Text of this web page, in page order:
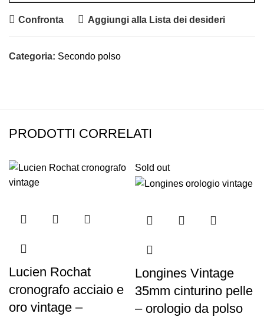
Confronta Aggiungi alla Lista dei desideri
Categoria: Secondo polso
PRODOTTI CORRELATI
Lucien Rochat
cronografo acciaio e
oro vintage –
Sold out
Longines Vintage
35mm cinturino pelle
– orologio da polso